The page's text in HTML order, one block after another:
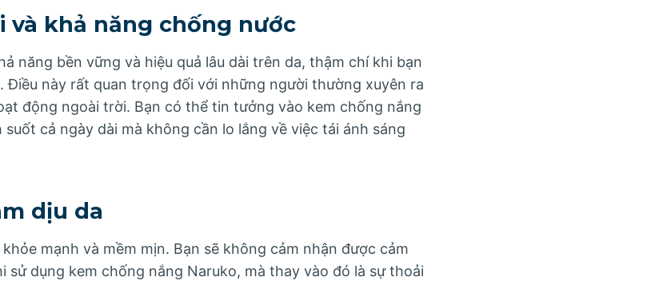
và khả năng chống nước
năng bền vững và hiệu quả lâu dài trên da, thậm chí khi bạn
Điều này rất quan trọng đối với những người thường xuyên ra
động ngoài trời. Bạn có thể tin tưởng vào kem chống nắng
cả ngày dài mà không cần lo lắng về việc tái ánh sáng
dịu da
mạnh và mềm mịn. Bạn sẽ không cảm nhận được cảm
sử dụng kem chống nắng Naruko, mà thay vào đó là sự thoải